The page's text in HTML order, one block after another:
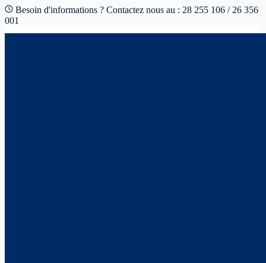
Besoin d'informations ? Contactez nous au : 28 255 106 / 26 356
001